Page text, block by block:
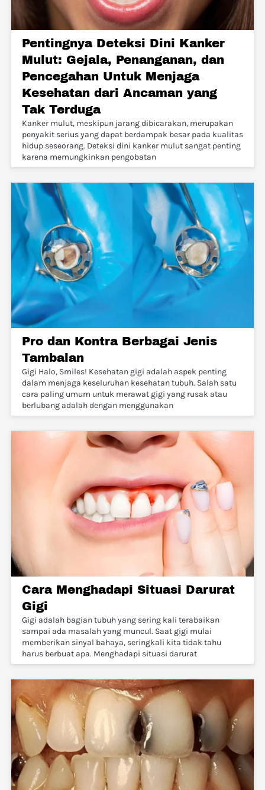
Pentingnya Deteksi Dini Kanker
Mulut: Gejala, Penanganan, dan
Pencegahan Untuk Menjaga
Kesehatan dari Ancaman yang
Tak Terduga
Kanker mulut, meskipun jarang dibicarakan, merupakan
penyakit serius yang dapat berdampak besar pada kualitas
hidup seseorang. Deteksi dini kanker mulut sangat penting
karena memungkinkan pengobatan
Pro dan Kontra Berbagai Jenis
Tambalan
Gigi Halo, Smiles! Kesehatan gigi adalah aspek penting
dalam menjaga keseluruhan kesehatan tubuh. Salah satu
cara paling umum untuk merawat gigi yang rusak atau
berlubang adalah dengan menggunakan
Cara Menghadapi Situasi Darurat
Gigi
Gigi adalah bagian tubuh yang sering kali terabaikan
sampai ada masalah yang muncul. Saat gigi mulai
memberikan sinyal bahaya, seringkali kita tidak tahu
harus berbuat apa. Menghadapi situasi darurat